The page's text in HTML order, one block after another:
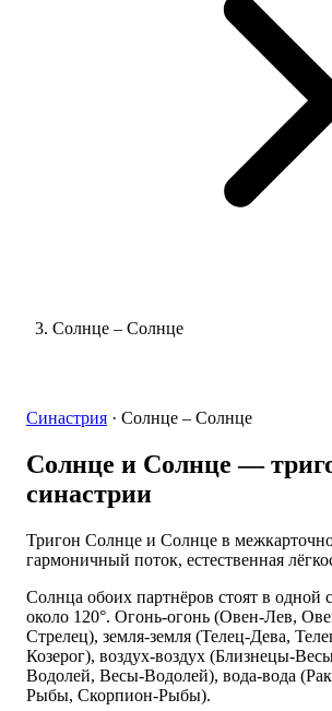
Солнце – Солнце
Синастрия · Солнце – Солнце
Солнце и Солнце —
синастрии
Тригон Солнце и Солнце в
гармоничный поток, естественная
Солнца обоих партнёров стоят в одной
около 120°. Огонь-огонь (Овен-Лев,
Стрелец), земля-земля (Телец-Дева,
Козерог), воздух-воздух (Близнецы-
Водолей, Весы-Водолей), вода-вода
Рыбы, Скорпион-Рыбы).